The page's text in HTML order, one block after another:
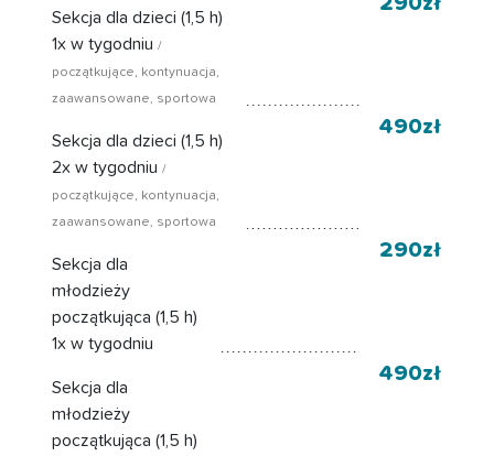
Sekcja dla dzieci (1,5 h)
1x w tygodniu/
początkujące, kontynuacja,
zaawansowane, sportowa
Sekcja dla dzieci (1,5 h)
2x w tygodniu/
początkujące, kontynuacja,
zaawansowane, sportowa
490zł
Sekcja dla
młodzieży
początkująca (1,5 h)
1x w tygodniu
290zł
Sekcja dla
młodzieży
początkująca (1,5 h)
490zł